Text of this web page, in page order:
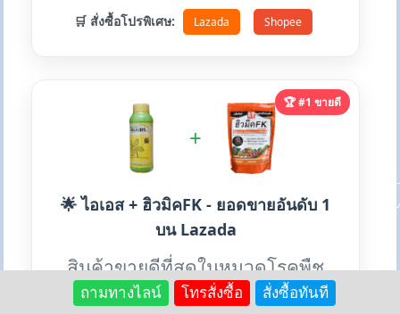
🛒 สั่งซื้อโปรพิเศษ: Lazada Shopee
🏆 #1 ขายดี
+
🌟 ไอเอส + ฮิวมิคFK - ยอดขายอันดับ 1
บน Lazada
สินค้าขายดีที่สุดในหมวดโรคพืช
ป้องกันกำจัดโรคใบไหม้ โรครา
ถามทางไลน์ โทรสั่งซื้อ สั่งซื้อทันที